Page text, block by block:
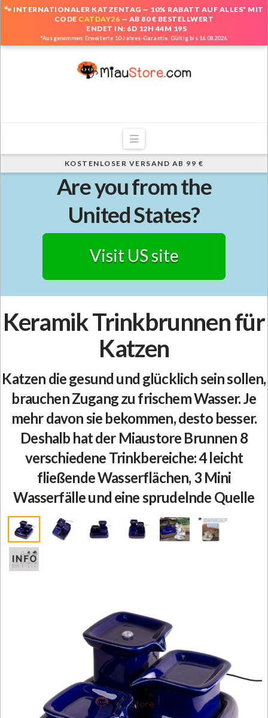
🐾 INTERNATIONALER KATZENTAG — 10% RABATT AUF ALLES* MIT
CODE CATDAY26 — AB 80 € BESTELLWERT
ENDET IN: 6D 12H 44M 17S
*Ausgenommen: Erweiterte 10-Jahres-Garantie. Gültig bis 16.08.2026.
Navigation
KOSTENLOSER VERSAND AB 99 €
Are you from the
United States?
Visit US site
Keramik Trinkbrunnen für
Katzen
Katzen die gesund und glücklich sein sollen,
brauchen Zugang zu frischem Wasser. Je
mehr davon sie bekommen, desto besser.
Deshalb hat der Miaustore Brunnen 8
verschiedene Trinkbereiche: 4 leicht
fließende Wasserflächen, 3 Mini
Wasserfälle und eine sprudelnde Quelle